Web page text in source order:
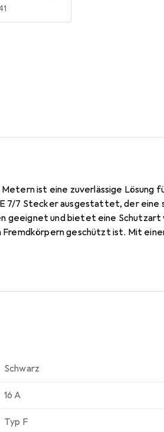
ist eine zuverlässige Lösung
7/7 Stecker ausgestattet, der eine
geeignet und bietet eine
geschützt ist. Mit
bei denen eine flexible
Verwendung.
Schwarz
16 A
Typ F